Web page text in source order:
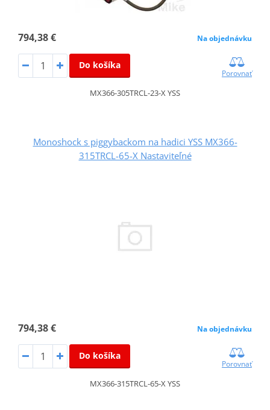
794,38 € Na objednávku
Do košíka
Porovnať
MX366-305TRCL-23-X YSS
Monoshock s piggybackom na hadici YSS MX366-
315TRCL-65-X Nastaviteľné
794,38 € Na objednávku
Do košíka
Porovnať
MX366-315TRCL-65-X YSS